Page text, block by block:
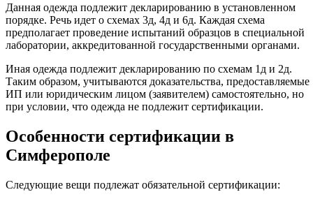
Данная одежда подлежит декларированию в установленном
порядке. Речь идет о схемах 3д, 4д и 6д. Каждая схема
предполагает проведение испытаний образцов в специальной
лаборатории, аккредитованной государственными органами.
Иная одежда подлежит декларированию по схемам 1д и 2д.
Таким образом, учитываются доказательства, предоставляемые
ИП или юридическим лицом (заявителем) самостоятельно, но
при условии, что одежда не подлежит сертификации.
Особенности сертификации в
Симферополе
Следующие вещи подлежат обязательной сертификации: